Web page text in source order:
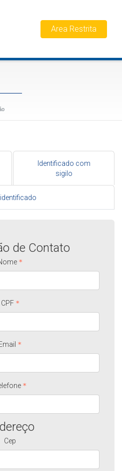
Area Restrita
Identificado com
sigilo
de Contato
CPF
Cep